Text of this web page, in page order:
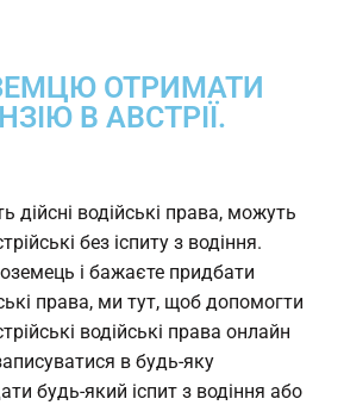
ОТРИМАТИ
В АВСТРІЇ.
дійсні водійські права, можуть
без іспиту з водіння.
і бажаєте придбати
права, ми тут, щоб допомогти
водійські права онлайн
в будь-яку
будь-який іспит з водіння або